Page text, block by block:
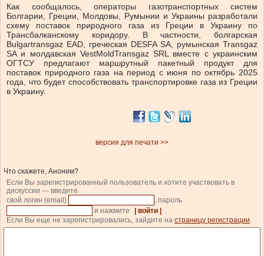
Как сообщалось, операторы газотранспортных систем
Болгарии, Греции, Молдовы, Румынии и Украины разработали
схему поставок природного газа из Греции в Украину по
Трансбалканскому коридору. В частности, болгарская
Bulgartransgaz EAD, греческая DESFA SA, румынская Transgaz
SA и молдавская VestMoldTransgaz SRL вместе с украинским
ОГТСУ предлагают маршрутный пакетный продукт для
поставок природного газа на период с июня по октябрь 2025
года, что будет способствовать транспортировке газа из Греции
в Украину.
версия для печати >>
Что скажете, Аноним?
Если Вы зарегистрированный пользователь и хотите участвовать в
дискуссии — введите
свой логин (email)
, пароль
и нажмите
| войти |
.
Если Вы еще не зарегистрировались, зайдите на страницу регистрации.